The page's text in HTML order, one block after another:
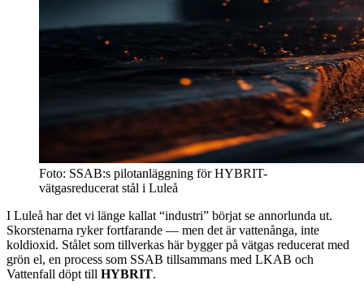
Foto: SSAB:s pilotanläggning för HYBRIT-
vätgasreducerat stål i Luleå
I Luleå har det vi länge kallat “industri” börjat se annorlunda ut.
Skorstenarna ryker fortfarande — men det är vattenånga, inte
koldioxid. Stålet som tillverkas här bygger på vätgas reducerat med
grön el, en process som SSAB tillsammans med LKAB och
Vattenfall döpt till HYBRIT.